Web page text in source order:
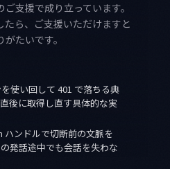
支援で成り立っています。
ら、ご支援いただけますと
がたいです。
使い回して 401 で落ちる典
後に取得し直す具体的な実
ンドルで切断前の文脈を
発話途中でも会話を失わな